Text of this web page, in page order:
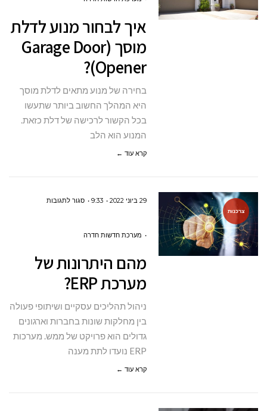
לדלת
מוסך
OPENER)?
איך לבחור מנוע לדלת
מוסך (Garage Door
Opener)?
בחירה של מנוע מתאים לדלת מוסך
היא המהלך החשוב ביותר שתעשו
בכל הקשור לרכישה של דלת כזאת.
המנוע הוא הלב
קרא עוד ←
צרכנות
29 ביוני 2022 9:33 סגור לתגובותעל
מערכת
מערכת חדשות חדרה
מהם היתרונות של
מערכת ERP?
ניהול תהליכים עסקיים ושיתופי פעולה
בין מחלקות שונות בחברות וארגונים
גדולים הוא פרויקט של ממש. מערכות
ERP נועדו לתת מענה
קרא עוד ←